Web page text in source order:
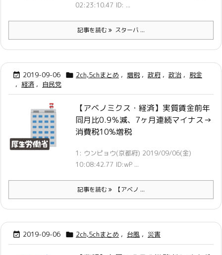
02:23:10.47 ID: ...
記事を読む スターバ ...
 2019-09-06  2ch,5chまとめ , 増税 , 政府 , 政治 , 税金
, 経済 , 自民党
【アベノミクス・経済】実質賃金前年
同月比0.9％減、7ヶ月連続マイナス→
消費税10%増税
1: ウンピョウ(京都府) 2019/09/06(金)
10:08:42.77 ID:wP ...
記事を読む 【アベノ ...
 2019-09-06  2ch,5chまとめ , 台風 , 災害